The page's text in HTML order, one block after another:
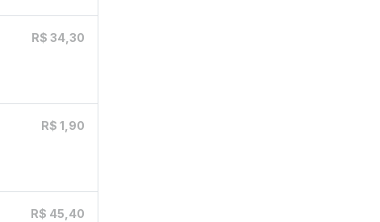
R$ 34,30
R$ 1,90
R$ 45,40